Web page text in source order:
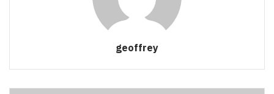
geoffrey